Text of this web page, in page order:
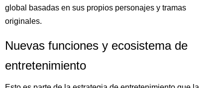
global basadas en sus propios personajes y tramas
originales.
Nuevas funciones y ecosistema de
entretenimiento